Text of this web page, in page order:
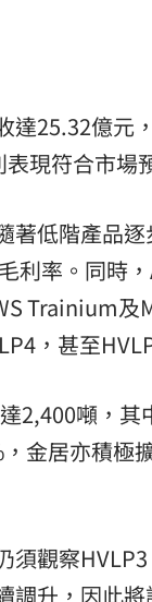
達25.32億元
現符合市場
著低階產品
利率。同時
Trainium及
，甚至
2,400噸，其
金居亦積極
須觀察
調升，因此